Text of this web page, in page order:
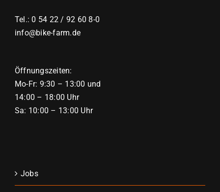
Tel.: 0 54 22 / 92 60 8-0
info@bike-farm.de
Öffnungszeiten:
Mo-Fr: 9:30 – 13:00 und
14:00 – 18:00 Uhr
Sa: 10:00 – 13:00 Uhr
Jobs